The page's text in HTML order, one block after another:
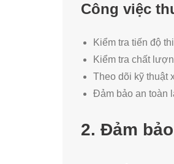
Công việc
Kiểm tra tiến độ
Kiểm tra chất
Theo dõi kỹ thuật
Đảm bảo an toàn
2. Đảm